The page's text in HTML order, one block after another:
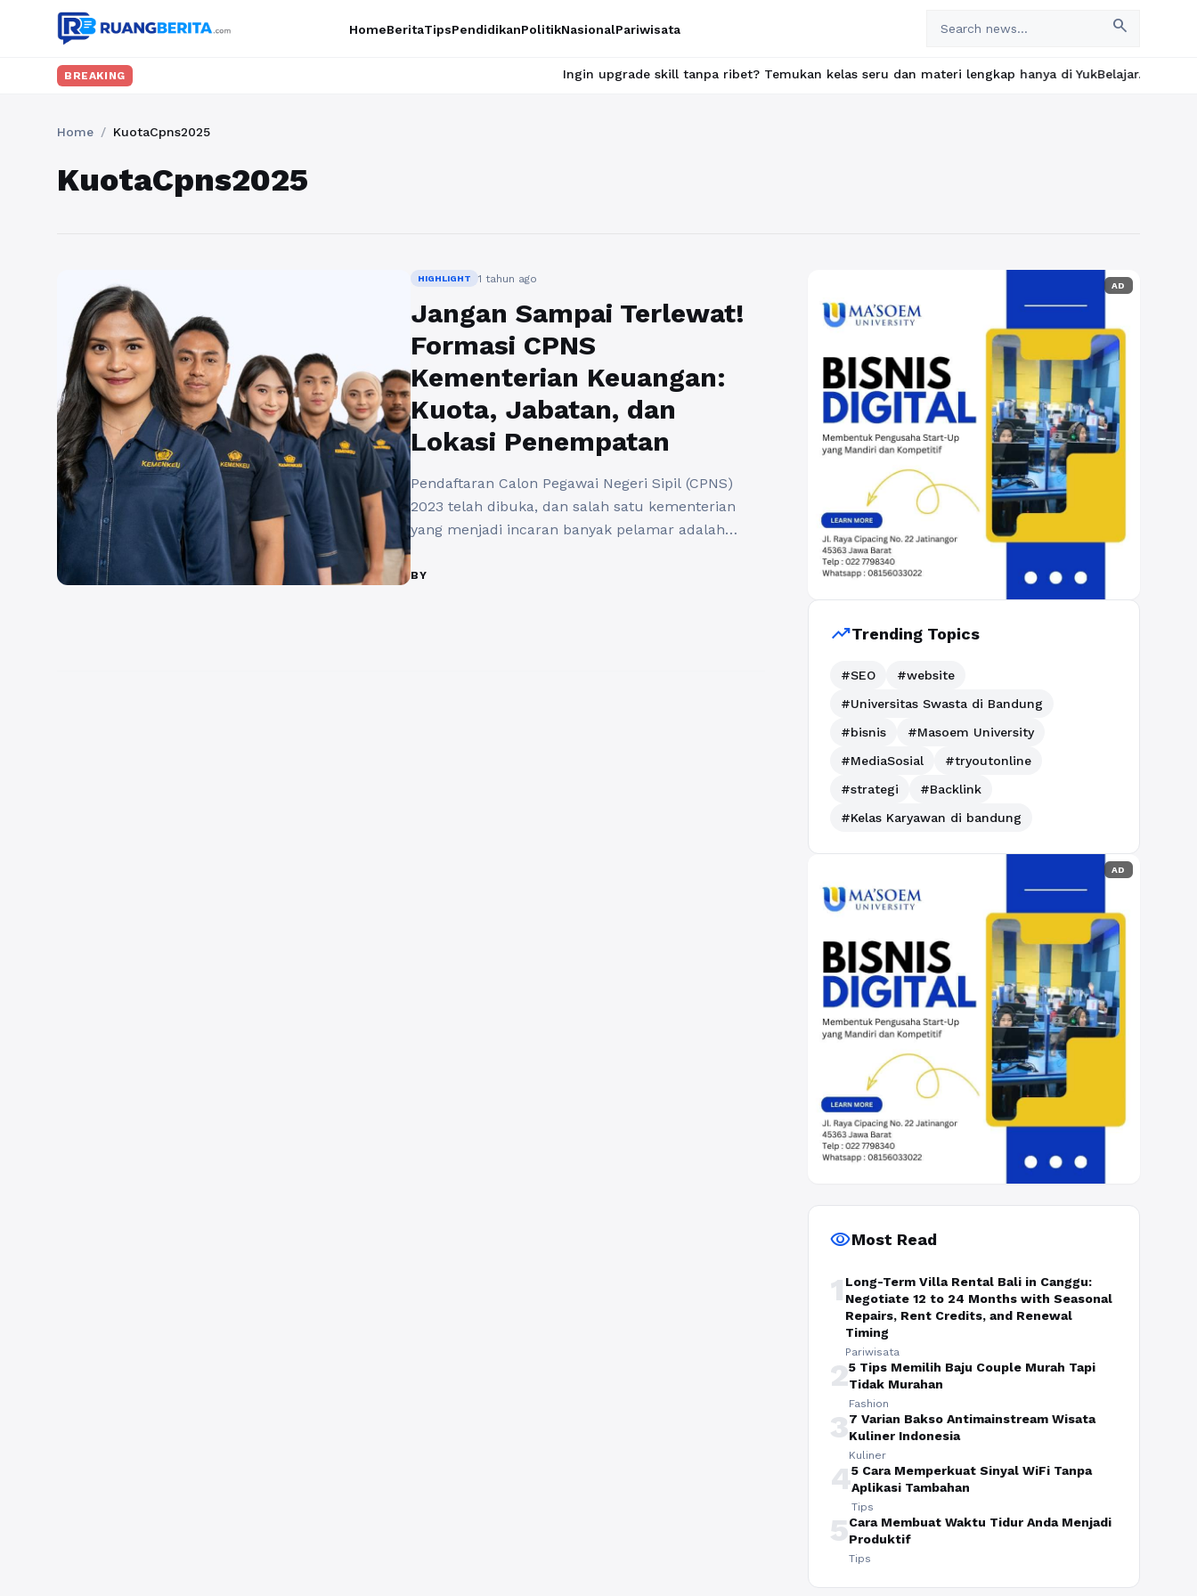
HomeBeritaTipsPendidikanPolitikNasionalPariwisata search
BREAKING Ingin upgrade skill tanpa ribet? Temukan kelas seru dan materi lengkap hanya di YukBelajar.com. Mulai
Home / KuotaCpns2025
KuotaCpns2025
HIGHLIGHT 1 tahun ago
Jangan Sampai Terlewat!
Formasi CPNS
Kementerian Keuangan:
Kuota, Jabatan, dan
Lokasi Penempatan
Pendaftaran Calon Pegawai Negeri Sipil (CPNS)
2023 telah dibuka, dan salah satu kementerian
yang menjadi incaran banyak pelamar adalah
strategis dan kesempatan berkarir yang
BY
AD
trending_upTrending Topics
#SEO
#website
#Universitas Swasta di Bandung
#bisnis
#Masoem University
#MediaSosial
#tryoutonline
#strategi
#Backlink
#Kelas Karyawan di bandung
AD
visibilityMost Read
1 Long-Term Villa Rental Bali in Canggu:
Negotiate 12 to 24 Months with Seasonal
Repairs, Rent Credits, and Renewal
Timing
Pariwisata
25 Tips Memilih Baju Couple Murah Tapi
Tidak Murahan
Fashion
37 Varian Bakso Antimainstream Wisata
Kuliner Indonesia
Kuliner
45 Cara Memperkuat Sinyal WiFi Tanpa
Aplikasi Tambahan
Tips
5Cara Membuat Waktu Tidur Anda Menjadi
Produktif
Tips